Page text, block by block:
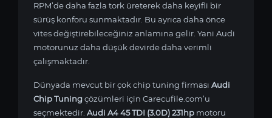
RPM’de daha fazla tork üreterek daha keyifli bir
sürüş konforu sunmaktadır. Bu ayrıca daha önce
vites değiştirebileceğiniz anlamına gelir. Yani Audi
motorunuz daha düşük devirde daha verimli
çalışmaktadır.
Dünyada mevcut bir çok chip tuning firması Audi
Chip Tuningçözümleri için Carecufile.com’u
seçmektedir. Audi A4 45 TDI (3.0D) 231hp motoru